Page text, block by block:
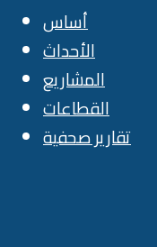
أساس
الأحداث
المشاريع
القطاعات
تقارير صحفية